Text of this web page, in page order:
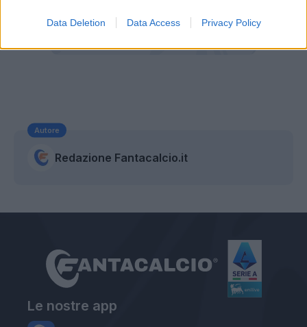
Data Deletion Data Access Privacy Policy
Autore
Redazione Fantacalcio.it
Le nostre app